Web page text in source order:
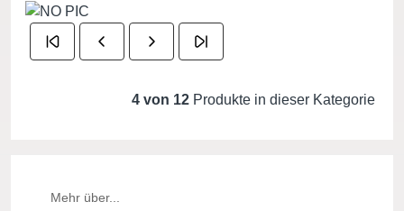
4 von 12 Produkte in dieser Kategorie
Mehr über...